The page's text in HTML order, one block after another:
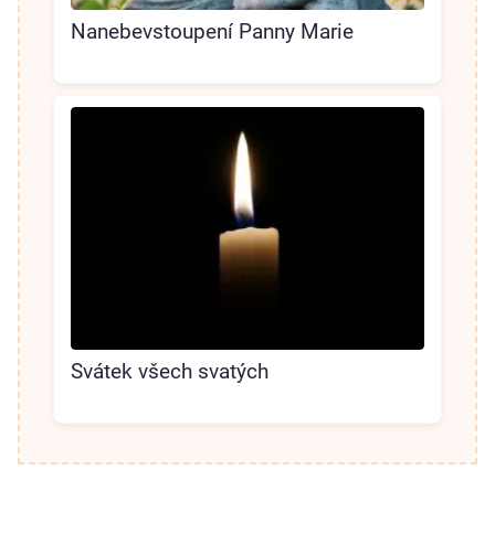
Nanebevstoupení Panny Marie
Svátek všech svatých